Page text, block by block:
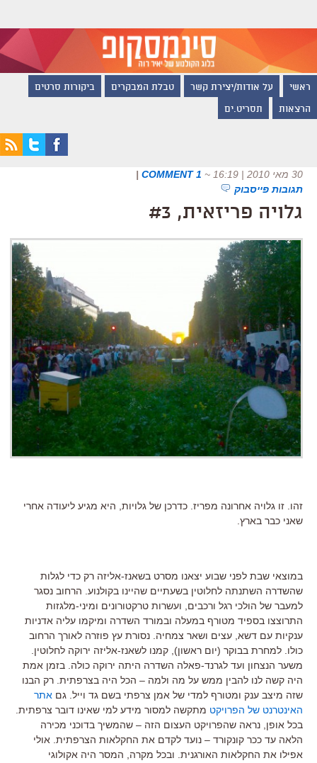
ראשי על אודות/יצירת קשר טבלת המבקרים ביקורות סרטים
הרצאות תסריט.ים
30 מאי 2010 | 16:19 ~
1 COMMENT
|
תגובות פייסבוק
גלויה פריזאית, #3
זהו. זו גלויה אחרונה מפריז. כדרכן של גלויות, היא מגיע ליעודה אחרי
שאני כבר בארץ.
במוצאי שבת לפני שבוע יצאנו מסרט בשאנז-אליזה רק כדי לגלות
שהשדרה השתנתה לחלוטין בשעתיים שהיינו בקולנוע. הרחוב נסגר
למעבר של הולכי רגל ורכבים, ועשרות טרקטורונים ומיני-מלגזות
התרוצצו בספיד מטורף במעלה ובמורד השדרה ומיקמו עליה אדניות
ענקיות עם דשא, עצים ושאר צמחיה. נסורת עץ פוזרה לאורך הרחוב
כולו. למחרת בבוקר (יום ראשון), קמנו לשאנז-אליזה ירוקה לחלוטין.
משער הנצחון ועד לגרנד-פאלה השדרה היתה ירוקה כולה. בזמן אמת
היה קשה לנו להבין ממש על מה ולמה – הכל היה בצרפתית. רק הבנו
שזה מיצב ענק ומטורף למדי של אמן צרפתי בשם גד וייל. גם אתר
האינטרנט של הפרויקט מתקשה למסור מידע למי שאינו דובר צרפתית.
בכל אופן, נראה שהפרויקט העצום הזה – שהמשיך בדוכני מכירה
הלאה עד ככר קונקורד – נועד לקדם את החקלאות הצרפתית. אולי
אפילו את החקלאות האורגנית. ובכל מקרה, המסר היה אקולוגי